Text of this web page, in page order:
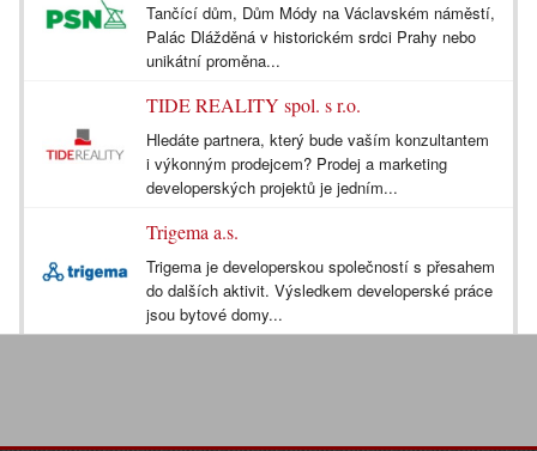
Tančící dům, Dům Módy na Václavském náměstí,
Palác Dlážděná v historickém srdci Prahy nebo
unikátní proměna...
TIDE REALITY spol. s r.o.
Hledáte partnera, který bude vaším konzultantem
i výkonným prodejcem? Prodej a marketing
developerských projektů je jedním...
Trigema a.s.
Trigema je developerskou společností s přesahem
do dalších aktivit. Výsledkem developerské práce
jsou bytové domy...